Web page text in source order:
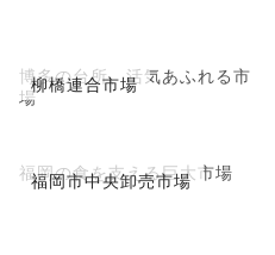
柳橋連合市場
博多の台所、活気あふれる市
場
福岡市中央卸売市場
福岡の食を支える巨大市場